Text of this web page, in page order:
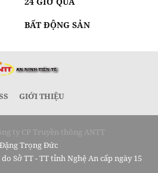
BẤT ĐỘNG SẢN
GIỚI THIỆU
ty CP Truyền thông ANTT
Trọng Đức
Sở TT - TT tỉnh Nghệ An cấp ngày 15